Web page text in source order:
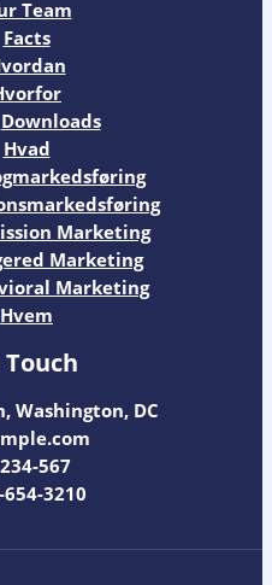
Team
Facts
Downloads
Hvad
Marketing
Marketing
Marketing
Hvem
Washington, DC
567
3210